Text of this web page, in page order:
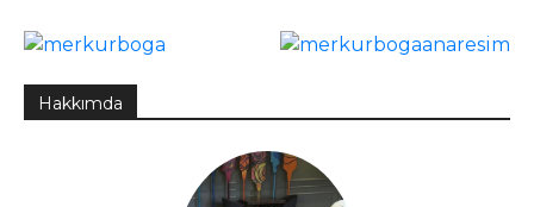
Hakkımda